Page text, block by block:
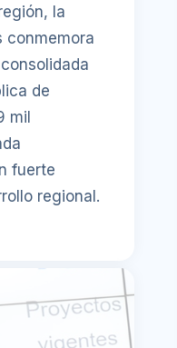
la
conmemora
de
mil
fuerte
regional.